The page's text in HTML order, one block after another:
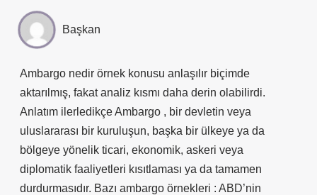
Başkan
Ambargo nedir örnek konusu anlaşılır biçimde
aktarılmış, fakat analiz kısmı daha derin olabilirdi.
Anlatım ilerledikçe Ambargo , bir devletin veya
uluslararası bir kuruluşun, başka bir ülkeye ya da
bölgeye yönelik ticari, ekonomik, askeri veya
diplomatik faaliyetleri kısıtlaması ya da tamamen
durdurmasıdır. Bazı ambargo örnekleri : ABD’nin